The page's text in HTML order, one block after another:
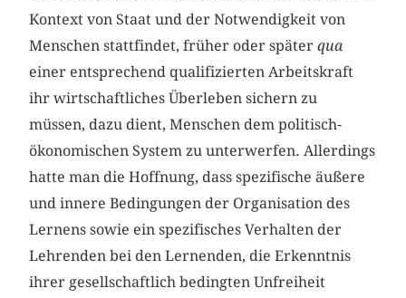
Kontext von Staat und der Notwendigkeit von
Menschen stattfindet, früher oder späterqua
einer entsprechend qualifizierten Arbeitskraft
ihr wirtschaftliches Überleben sichern zu
müssen, dazu dient, Menschen dem politisch-
ökonomischen System zu unterwerfen. Allerdings
hatte man die Hoffnung, dass spezifische äußere
und innere Bedingungen der Organisation des
Lernens sowie ein spezifisches Verhalten der
Lehrenden bei den Lernenden, die Erkenntnis
ihrer gesellschaftlich bedingten Unfreiheit